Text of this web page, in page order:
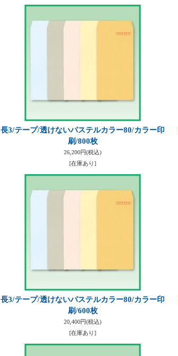
長3/テープ/透けないパステルカラー80/カラー印
刷/800枚
26,200円(税込)
[在庫あり]
長3/テープ/透けないパステルカラー80/カラー印
刷/600枚
20,400円(税込)
[在庫あり]